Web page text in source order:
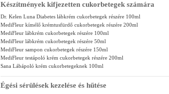
Készítmények kifjezetten cukorbetegek számára
Dr. Kelen Luna Diabetes lábkrém cukorbetegek részére 100ml
MediFleur kímélő krémtusfürdő cukorbetegek részére 200ml
MediFleur lábkrém cukorbetegek részére 100ml
MediFleur lábkrém cukorbetegek részére 50ml
MediFleur sampon cukorbetegek részére 150ml
MediFleur testápoló krém cukorbetegek részére 200ml
Sana Lábápoló krém cukorbetegeknek 100ml
Égési sérülések kezelése és hűtése